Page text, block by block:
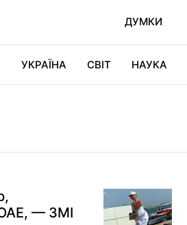
ДУМКИ
УКРАЇНА СВІТ НАУКА
ОАЕ, — ЗМІ